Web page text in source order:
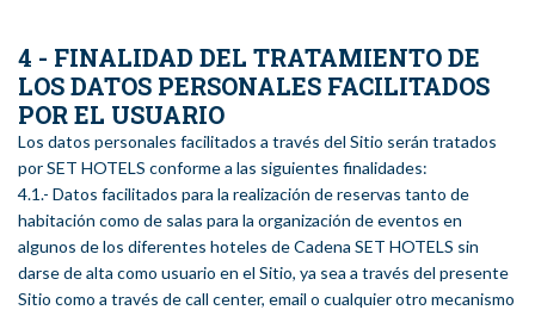
4 - FINALIDAD DEL TRATAMIENTO DE
LOS DATOS PERSONALES FACILITADOS
POR EL USUARIO
Los datos personales facilitados a través del Sitio serán tratados
por SET HOTELS conforme a las siguientes finalidades:
4.1.- Datos facilitados para la realización de reservas tanto de
habitación como de salas para la organización de eventos en
algunos de los diferentes hoteles de Cadena SET HOTELS sin
darse de alta como usuario en el Sitio, ya sea a través del presente
Sitio como a través de call center, email o cualquier otro mecanismo